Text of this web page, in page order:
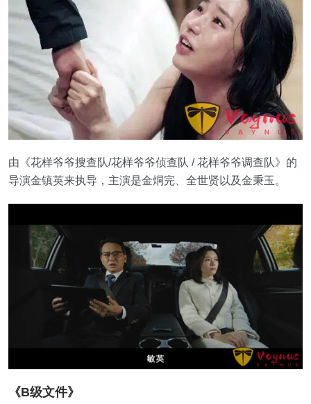
由《花样爷爷搜查队/花样爷爷侦查队 / 花样爷爷调查队》的
导演金镇英来执导，主演是金烔完、全世贤以及金秉玉。
《B级文件》